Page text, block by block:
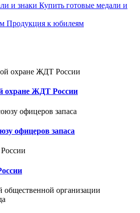
Купить готовые медали и
Продукция к юбилеям
охране ЖДТ России
офицеров запаса